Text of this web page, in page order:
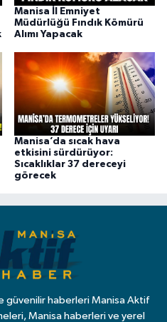
Manisa İl Emniyet
Müdürlüğü Fındık Kömürü
Alımı Yapacak
Manisa’da sıcak hava
etkisini sürdürüyor:
Sıcaklıklar 37 dereceyi
görecek
güvenilir haberleri Manisa Aktif
Manisa haberleri ve yerel